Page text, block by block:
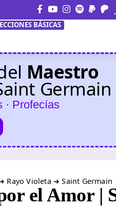
BÁSICAS
Maestro
Germain
· Profecías
Rayo Violeta ➜Saint Germain
el Amor |